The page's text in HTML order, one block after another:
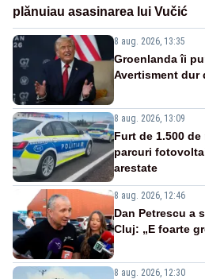
plănuiau asasinarea lui Vučić
8 aug. 2026, 13:35
Groenlanda îi
Avertisment dur
8 aug. 2026, 13:09
Furt de 1.500
parcuri
arestate
8 aug. 2026, 12:46
Dan Petrescu a
Cluj: „E foarte
8 aug. 2026, 12:30